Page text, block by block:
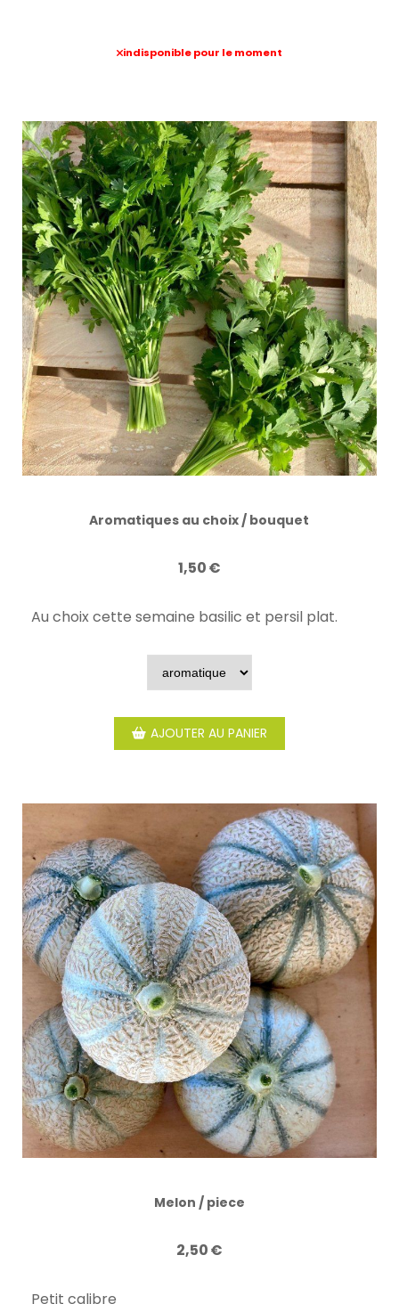
indisponible pour le moment
Aromatiques au choix / bouquet
1,50€
Au choix cette semaine basilic et persil plat.
AJOUTER AU PANIER
Melon / piece
2,50€
Petit calibre